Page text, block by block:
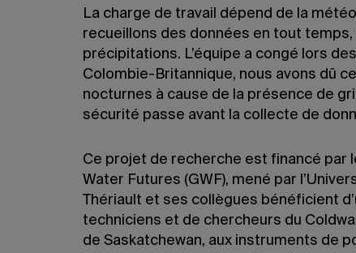
La charge de travail dépend de la
recueillons des données en tout temps,
précipitations. L’équipe a congé lors
Colombie-Britannique, nous avons dû
nocturnes à cause de la présence de
sécurité passe avant la collecte de
Ce projet de recherche est financé par
Water Futures (GWF), mené par
Thériault et ses collègues bénéficient
techniciens et de chercheurs du
de Saskatchewan, aux instruments de